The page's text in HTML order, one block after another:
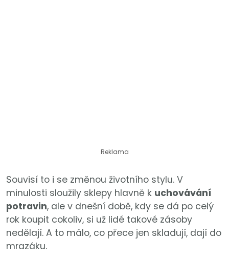
Reklama
Souvisí to i se změnou životního stylu. V
minulosti sloužily sklepy hlavně k uchovávání
potravin, ale v dnešní době, kdy se dá po celý
rok koupit cokoliv, si už lidé takové zásoby
nedělají. A to málo, co přece jen skladují, dají do
mrazáku.